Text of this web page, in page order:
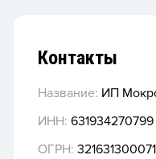
Контакты
Название: ИП
ИНН: 631934270799
ОГРН: